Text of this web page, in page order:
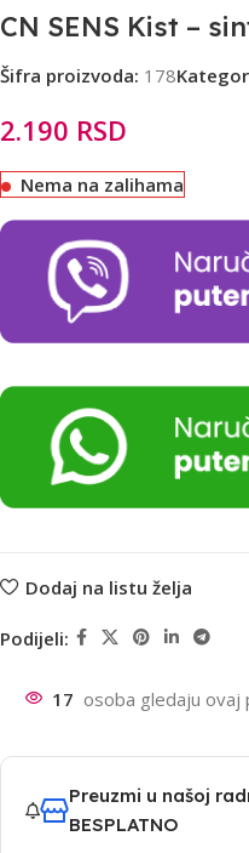
CN SENS Kist –
Šifra proizvoda: 178
2.190 RSD
Nema na zalihama
Dodaj na listu želja
Podijeli:
17 osoba gledaju ovaj
Preuzmi u našoj
BESPLATNO